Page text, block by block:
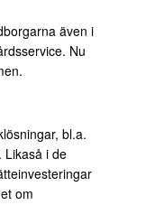
även i
Nu
bl.a.
Likaså i de
om